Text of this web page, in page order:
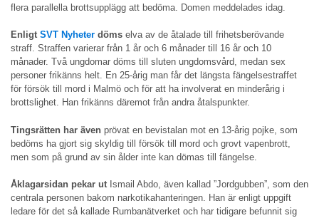
flera parallella brottsupplägg att bedöma. Domen meddelades idag.
Enligt SVT Nyheter döms elva av de åtalade till frihetsberövande
straff. Straffen varierar från 1 år och 6 månader till 16 år och 10
månader. Två ungdomar döms till sluten ungdomsvård, medan sex
personer frikänns helt. En 25-årig man får det längsta fängelsestraffet
för försök till mord i Malmö och för att ha involverat en minderårig i
brottslighet. Han frikänns däremot från andra åtalspunkter.
Tingsrätten har även prövat en bevistalan mot en 13-årig pojke, som
bedöms ha gjort sig skyldig till försök till mord och grovt vapenbrott,
men som på grund av sin ålder inte kan dömas till fängelse.
Åklagarsidan pekar utIsmail Abdo, även kallad ”Jordgubben”, som den
centrala personen bakom narkotikahanteringen. Han är enligt uppgift
ledare för det så kallade Rumbanätverket och har tidigare befunnit sig